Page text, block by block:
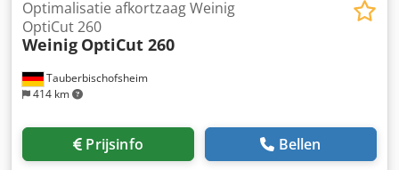
Tauberbischofsheim
414 km
Optimalisatie afkortzaag Weinig
OptiCut 260
Weinig OptiCut 260
Prijsinfo Bellen